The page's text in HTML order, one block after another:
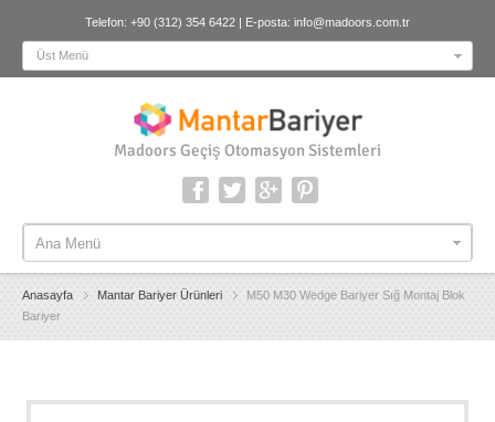
Telefon: +90 (312) 354 6422 | E-posta: info@madoors.com.tr
Üst Menü
Madoors Geçiş Otomasyon Sistemleri
Ana Menü
Ana Menü
Anasayfa Mantar Bariyer Ürünleri
M50 M30 Wedge Bariyer Sığ Montaj Blok
Bariyer